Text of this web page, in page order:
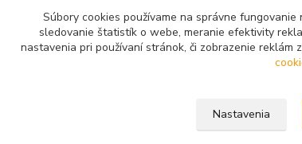
Súbory cookies používame na správne
sledovanie štatistík o webe, meranie efektivity
nastavenia pri používaní stránok, či zobrazenie reklám
Nastavenia